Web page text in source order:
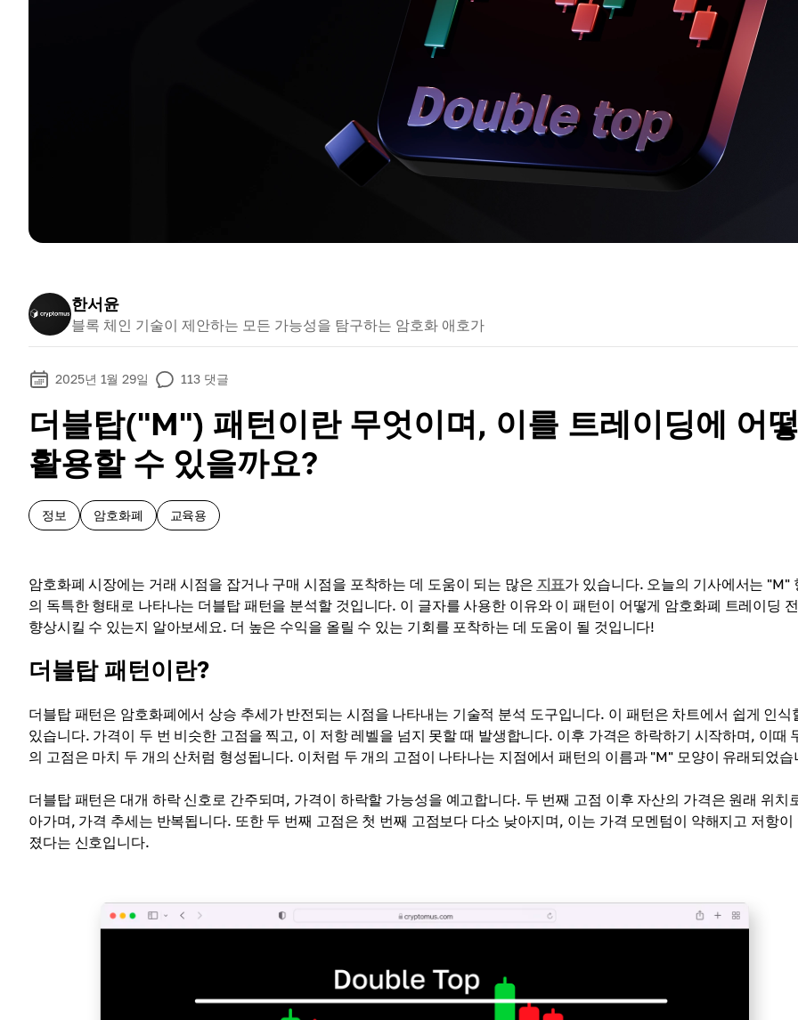
한서윤
블록 체인 기술이 제안하는 모든 가능성을 탐구하는 암호화 애호가
2025년 1월 29일 113 댓글
더블탑("M") 패턴이란 무엇이며, 이를 트레이딩에 어
활용할 수 있을까요?
정보 암호화폐 교육용
암호화폐 시장에는 거래 시점을 잡거나 구매 시점을 포착하는 데 도움이 되는 많은 지표가 있습니다. 오늘의 기사에서는 "M"
의 독특한 형태로 나타나는 더블탑 패턴을 분석할 것입니다. 이 글자를 사용한 이유와 이 패턴이 어떻게 암호화폐 트레이딩
향상시킬 수 있는지 알아보세요. 더 높은 수익을 올릴 수 있는 기회를 포착하는 데 도움이 될 것입니다!
더블탑 패턴이란?
더블탑 패턴은 암호화폐에서 상승 추세가 반전되는 시점을 나타내는 기술적 분석 도구입니다. 이 패턴은 차트에서 쉽게 인식
있습니다. 가격이 두 번 비슷한 고점을 찍고, 이 저항 레벨을 넘지 못할 때 발생합니다. 이후 가격은 하락하기 시작하며, 이때
의 고점은 마치 두 개의 산처럼 형성됩니다. 이처럼 두 개의 고점이 나타나는 지점에서 패턴의 이름과 "M" 모양이 유래되었습
더블탑 패턴은 대개 하락 신호로 간주되며, 가격이 하락할 가능성을 예고합니다. 두 번째 고점 이후 자산의 가격은 원래 위치
아가며, 가격 추세는 반복됩니다. 또한 두 번째 고점은 첫 번째 고점보다 다소 낮아지며, 이는 가격 모멘텀이 약해지고 저항이
졌다는 신호입니다.